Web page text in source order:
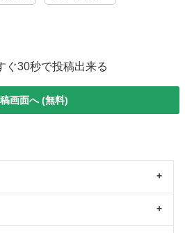
ぐ30秒で投稿出来る
画面へ (無料)